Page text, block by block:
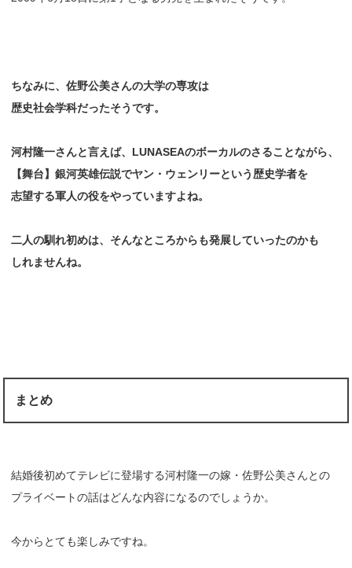
ちなみに、佐野公美さんの大学の専攻は
歴史社会学科だったそうです。
河村隆一さんと言えば、LUNASEAのボーカルのさることながら、
【舞台】銀河英雄伝説でヤン・ウェンリーという歴史学者を
志望する軍人の役をやっていますよね。
二人の馴れ初めは、そんなところからも発展していったのかも
しれませんね。
まとめ
結婚後初めてテレビに登場する河村隆一の嫁・佐野公美さんとの
プライベートの話はどんな内容になるのでしょうか。
今からとても楽しみですね。